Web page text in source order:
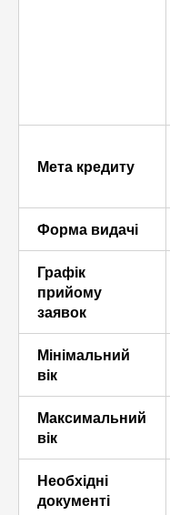
Мета кредиту
Форма видачі
Графік
прийому
заявок
Мінімальний
вік
Максимальний
вік
Необхідні
документі